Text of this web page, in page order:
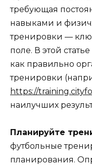
требующая
навыками и
тренировки —
поле. В этой
как правильно
тренировки
https://
наилучших
Планируйте
футбольные
планирования.